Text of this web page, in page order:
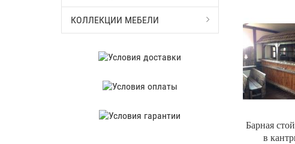
КОЛЛЕКЦИИ МЕБЕЛИ
Барная
в